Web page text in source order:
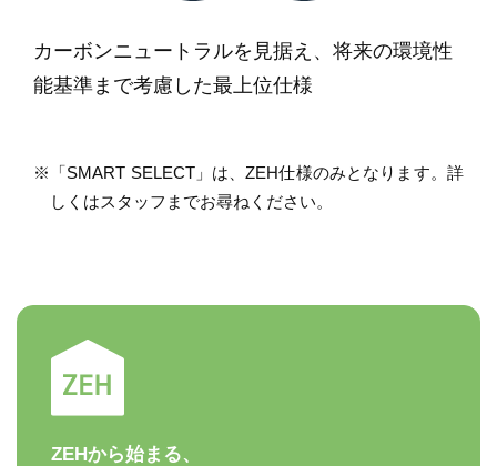
カーボンニュートラルを見据え、将来の環境性
能基準まで考慮した最上位仕様
※「SMART SELECT」は、ZEH仕様のみとなります。詳
しくはスタッフまでお尋ねください。
ZEHから始まる、